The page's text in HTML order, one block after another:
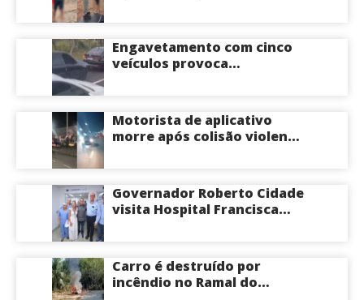
Itacoatiara: “batia para
corrigir e educar”; veja
vídeo
Engavetamento com cinco
veículos provoca
Manaus
Motorista de aplicativo
morre após colisão violenta
Governador Roberto Cidade
visita Hospital Francisca
cirurgias cardíacas
pediátricas
Carro é destruído por
incêndio no Ramal do